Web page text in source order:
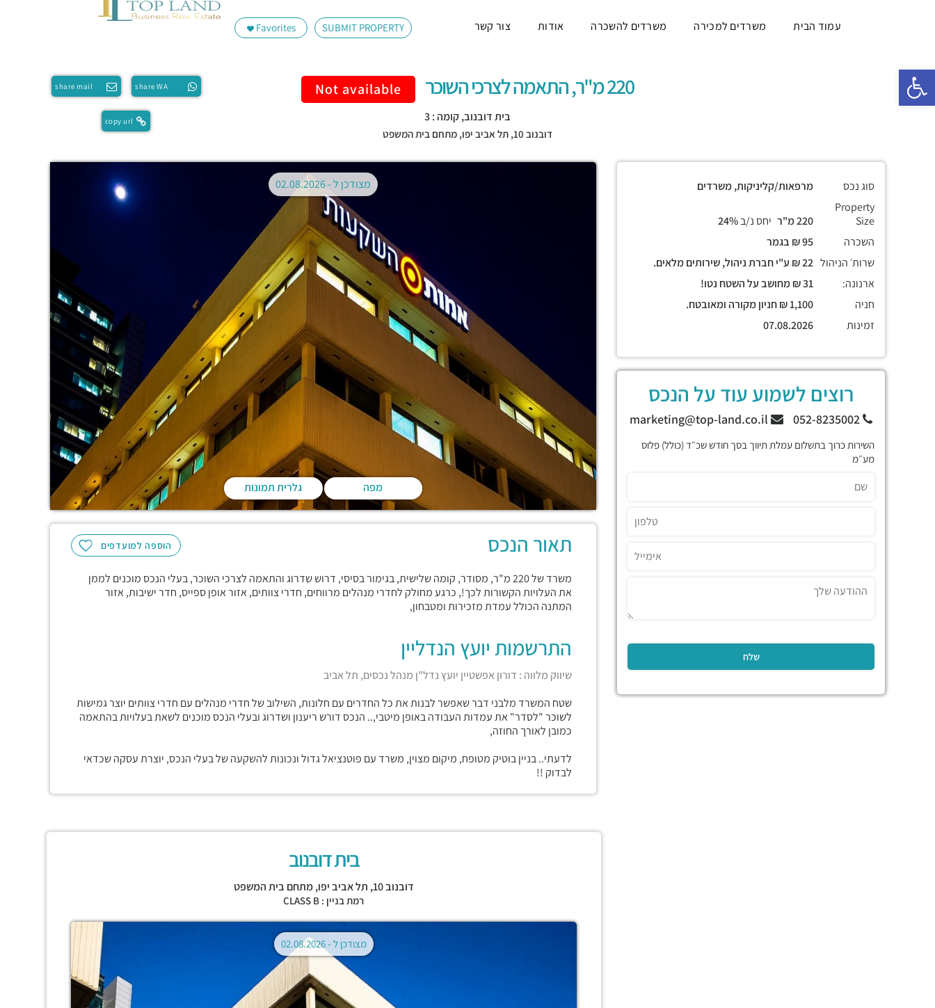
פתח סרגל נגישות
SUBMIT PROPERTY
Favorites עמוד הבית משרדים למכירה משרדים להשכרה אודות צור קשר
share WA
share mail
copy url
220 מ"ר, התאמה לצרכי השוכר Not available
בית דובנוב, קומה : 3
דובנוב 10, תל אביב יפו, מתחם בית המשפט
מפה גלרית תמונות
מצודכן ל -
הוספה למועדפים תאור הנכס
משרד של 220 מ"ר, מסודר, קומה שלישית, בגימור בסיסי, דרוש שדרוג והתאמה לצרכי השוכר, בעלי הנכס מוכנים לממן
את העלויות הקשורות לכך!, כרגע מחולק לחדרי מנהלים מרווחים, חדרי צוותים, אזור אופן ספייס, חדר ישיבות, אזור
המתנה הכולל עמדת מזכירות ומטבחון,
התרשמות יועץ הנדליין
שיווק מלווה : דורון אפשטיין יועץ נדל"ן מנהל נכסים, תל אביב
שטח המשרד מלבני דבר שאפשר לבנות את כל החדרים עם חלונות, השילוב של חדרי מנהלים עם חדרי צוותים יוצר גמישות
לשוכר "לסדר" את עמדות העבודה באופן מיטבי,.. הנכס דורש ריענון ושדרוג ובעלי הנכס מוכנים לשאת בעלויות בהתאמה
כמובן לאורך החוזה,
לדעתי.. בניין בוטיק מטופח, מיקום מצוין, משרד עם פוטנציאל גדול ונכונות להשקעה של בעלי הנכס, יוצרת עסקה שכדאי
לבדוק !!
סוג נכס
מרפאות/קליניקות, משרדים
Property
Size
יחס נ/ב
השכרה
שרות׳ הניהול
ארנונה:
חניה
זמינות
רוצים לשמוע עוד על הנכס
השירות כרוך בתשלום עמלת תיווך בסך חודש שכ״ד (כולל) פלוס
מע״מ
בית דובנוב
דובנוב 10, תל אביב יפו,מתחם בית המשפט
רמת בניין : CLASS B
מצודכן ל -02.08.2026